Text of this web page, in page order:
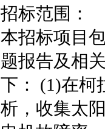
招标范围：
本招标项目
题报告及相
下： (1)在柯
析，收集太